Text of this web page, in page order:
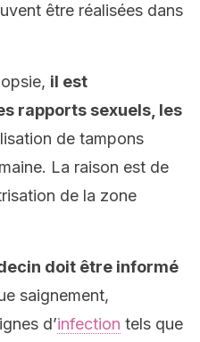
être réalisées dans
il est
rapports sexuels, les
de tampons
La raison est de
de la zone
doit être informé
saignement,
d’infection tels que